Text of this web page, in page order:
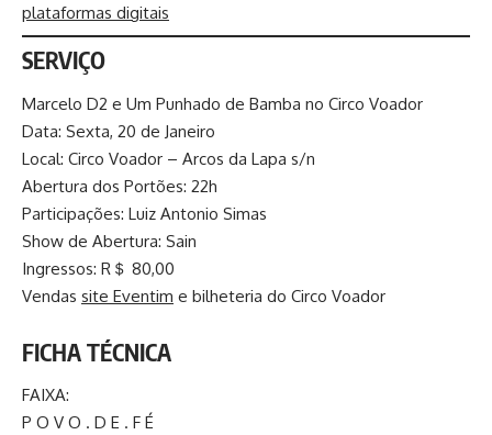
plataformas digitais
SERVIÇO
Marcelo D2 e Um Punhado de Bamba no Circo Voador
Data: Sexta, 20 de Janeiro
Local: Circo Voador – Arcos da Lapa s/n
Abertura dos Portões: 22h
Participações: Luiz Antonio Simas
Show de Abertura: Sain
Ingressos: R＄ 80,00
Vendas site Eventim e bilheteria do Circo Voador
FICHA TÉCNICA
FAIXA:
P O V O . D E . F É